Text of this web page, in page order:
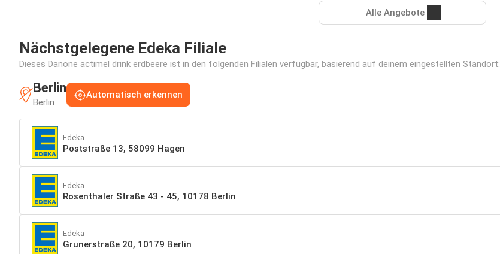
Alle Angebote
Nächstgelegene Edeka Filiale
Dieses Danone actimel drink erdbeere ist in den folgenden Filialen verfügbar, basierend auf deinem eingestellten Standort:
Berlin
Berlin
Automatisch erkennen
Edeka
Poststraße 13, 58099 Hagen
Edeka
Rosenthaler Straße 43 - 45, 10178 Berlin
Edeka
Grunerstraße 20, 10179 Berlin